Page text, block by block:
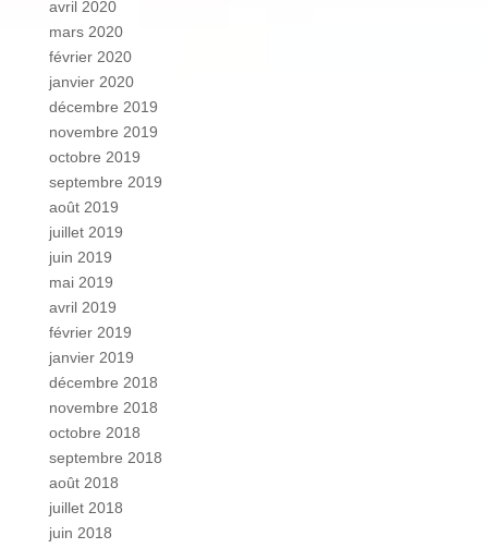
avril 2020
mars 2020
février 2020
janvier 2020
décembre 2019
novembre 2019
octobre 2019
septembre 2019
août 2019
juillet 2019
juin 2019
mai 2019
avril 2019
février 2019
janvier 2019
décembre 2018
novembre 2018
octobre 2018
septembre 2018
août 2018
juillet 2018
juin 2018